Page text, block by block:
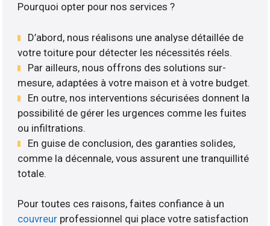
Pourquoi opter pour nos services ?
D’abord, nous réalisons une analyse détaillée de
votre toiture pour détecter les nécessités réels.
Par ailleurs, nous offrons des solutions sur-
mesure, adaptées à votre maison et à votre budget.
En outre, nos interventions sécurisées donnent la
possibilité de gérer les urgences comme les fuites
ou infiltrations.
En guise de conclusion, des garanties solides,
comme la décennale, vous assurent une tranquillité
totale.
Pour toutes ces raisons, faites confiance à un
couvreur professionnel qui place votre satisfaction